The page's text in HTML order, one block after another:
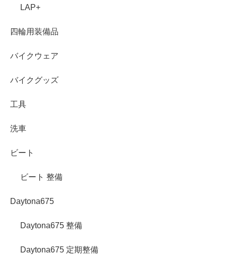
LAP+
四輪用装備品
バイクウェア
バイクグッズ
工具
洗車
ビート
ビート 整備
Daytona675
Daytona675 整備
Daytona675 定期整備